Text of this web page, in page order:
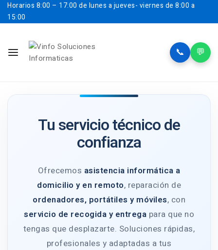
Horarios 8:00 – 17:00 de lunes a jueves- viernes de 8:00 a
15:00
📞 💬
Tu servicio técnico de
confianza
Ofrecemos asistencia informática a
domicilio y en remoto, reparación de
ordenadores, portátiles y móviles, con
servicio de recogida y entrega para que no
tengas que desplazarte. Soluciones rápidas,
profesionales y adaptadas a tus